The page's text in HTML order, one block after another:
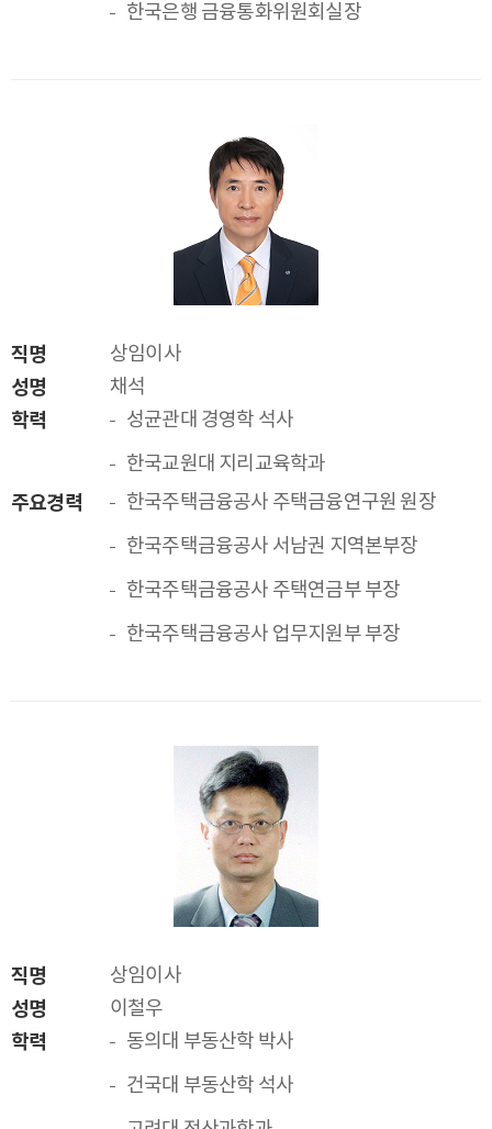
한국은행 금융통화위원회실장
직명 상임이사
성명 채석
학력
성균관대 경영학 석사
한국교원대 지리교육학과
주요경력
한국주택금융공사 주택금융연구원 원장
한국주택금융공사 서남권 지역본부장
한국주택금융공사 주택연금부 부장
한국주택금융공사 업무지원부 부장
직명 상임이사
성명 이철우
학력
동의대 부동산학 박사
건국대 부동산학 석사